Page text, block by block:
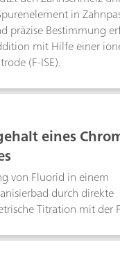
in
präzise Bestimmung
mit Hilfe einer
(F-ISE).
eines
von Fluorid in einem
durch direkte
Titration mit der